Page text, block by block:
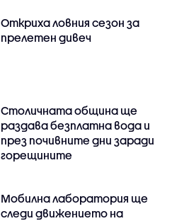
Откриха ловния сезон за
прелетен дивеч
Столичната община ще
раздава безплатна вода и
през почивните дни заради
горещините
Мобилна лаборатория ще
следи движението на